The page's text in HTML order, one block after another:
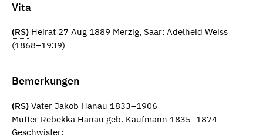
Vita
(RS) Heirat 27 Aug 1889 Merzig, Saar: Adelheid Weiss
(1868–1939)
Bemerkungen
(RS) Vater Jakob Hanau 1833–1906
Mutter Rebekka Hanau geb. Kaufmann 1835–1874
Geschwister: